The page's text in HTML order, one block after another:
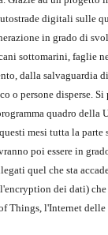
digitali sulle
in grado di
sottomarini, faglie
dalla
o persone disperse.
quadro della
mesi tutta la
poi essere in
quel che sta
dei dati)
Things, l'Internet